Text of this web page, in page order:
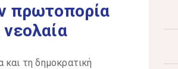
πρωτοπορία
και τη δημοκρατική